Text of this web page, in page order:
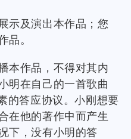
示及演出本作品；您
品。
本作品，不得对其内
明在自己的一首歌曲
的答应协议。小刚想要
在他的著作中而产生
下，没有小明的答